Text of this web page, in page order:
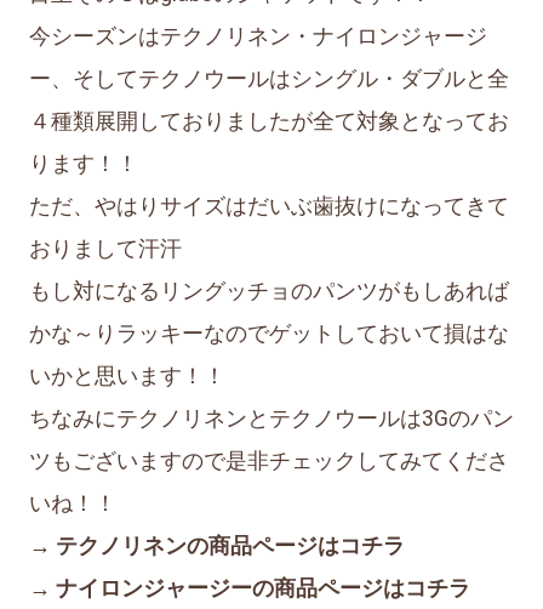
今シーズンはテクノリネン・ナイロンジャージ
ー、そしてテクノウールはシングル・ダブルと全
４種類展開しておりましたが全て対象となってお
ります！！
ただ、やはりサイズはだいぶ歯抜けになってきて
おりまして汗汗
もし対になるリングッチョのパンツがもしあれば
かな～りラッキーなのでゲットしておいて損はな
いかと思います！！
ちなみにテクノリネンとテクノウールは3Gのパン
ツもございますので是非チェックしてみてくださ
いね！！
→ テクノリネンの商品ページはコチラ
→ ナイロンジャージーの商品ページはコチラ